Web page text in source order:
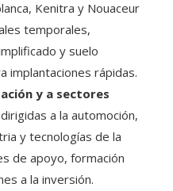
Kenitra y Nouaceur
temporales,
y suelo
implantaciones rápidas.
y a sectores
a la automoción,
y tecnologías de la
de apoyo, formación
a la inversión.